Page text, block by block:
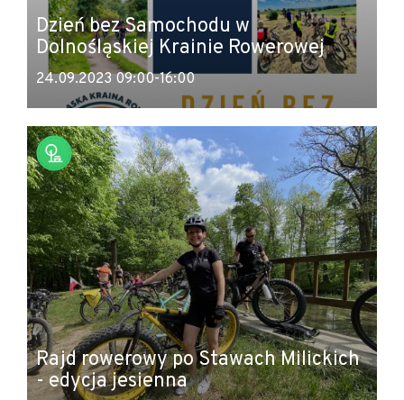
Dzień bez Samochodu w
Dolnośląskiej Krainie Rowerowej
24.09.2023 09:00-16:00
Rajd rowerowy po Stawach Milickich
- edycja jesienna